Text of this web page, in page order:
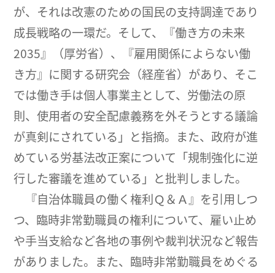
が、それは改憲のための国民の支持調達であり
成長戦略の一環だ。そして、『働き方の未来
2035』（厚労省）、『雇用関係によらない働
き方』に関する研究会（経産省）があり、そこ
では働き手は個人事業主として、労働法の原
則、使用者の安全配慮義務を外そうとする議論
が真剣にされている」と指摘。また、政府が進
めている労基法改正案について「規制強化に逆
行した審議を進めている」と批判しました。
『自治体職員の働く権利Ｑ＆Ａ』を引用しつ
つ、臨時非常勤職員の権利について、雇い止め
や手当支給など各地の事例や裁判状況など報告
がありました。また、臨時非常勤職員をめぐる